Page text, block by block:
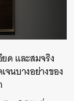
ด และสมจริง
จนบางอย่างของ